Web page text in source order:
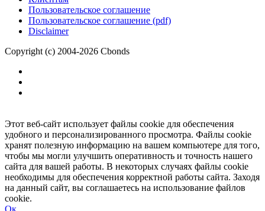
Размещение рекламы
Обратная связь
Пользовательское соглашение
Copyright (c) 2004-2026 Cbonds
Этот веб-сайт использует файлы cookie для обеспечения
удобного и персонализированного просмотра. Файлы cookie
хранят полезную информацию на вашем компьютере для того,
чтобы мы могли улучшить оперативность и точность нашего
сайта для вашей работы. В некоторых случаях файлы cookie